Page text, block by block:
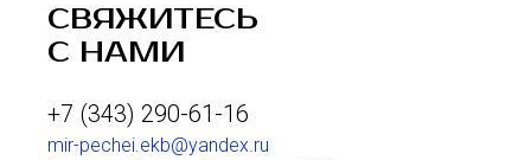
СВЯЖИТЕСЬ
С НАМИ
+7 (343) 290-61-16
mir-pechei.ekb@yandex.ru